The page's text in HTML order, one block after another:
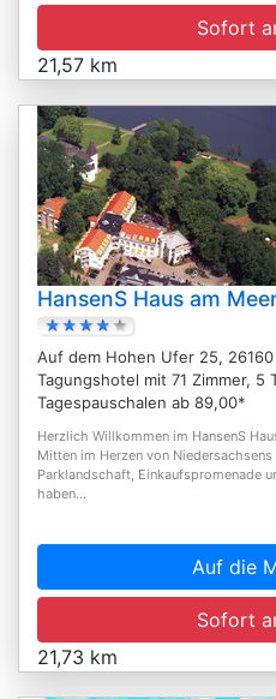
Sofort
21,57 km
HansenS Haus am
Auf dem Hohen Ufer 25,
Tagungshotel mit 71 Zimmer, 5
Tagespauschalen ab 89,00*
Herzlich Willkommen im HansenS
Mitten im Herzen von
Parklandschaft, Einkaufspromenade
haben...
Auf die
Sofort
21,73 km